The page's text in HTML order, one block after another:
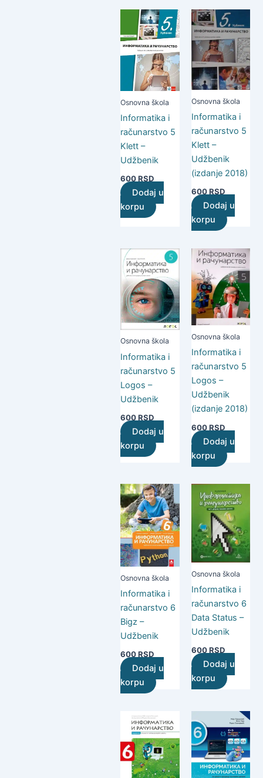
Osnovna škola
Informatika i
računarstvo 5
Klett –
Udžbenik
600RSD
Dodaj u
korpu
Osnovna škola
Informatika i
računarstvo 5
Klett –
Udžbenik
(izdanje 2018)
600RSD
Dodaj u
korpu
Osnovna škola
Informatika i
računarstvo 5
Logos –
Udžbenik
600RSD
Dodaj u
korpu
Osnovna škola
Informatika i
računarstvo 5
Logos –
Udžbenik
(izdanje 2018)
600RSD
Dodaj u
korpu
Osnovna škola
Informatika i
računarstvo 6
Bigz –
Udžbenik
600RSD
Dodaj u
korpu
Osnovna škola
Informatika i
računarstvo 6
Data Status –
Udžbenik
600RSD
Dodaj u
korpu